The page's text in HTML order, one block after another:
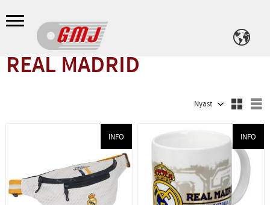
Meny
REAL MADRID
INFO INFO